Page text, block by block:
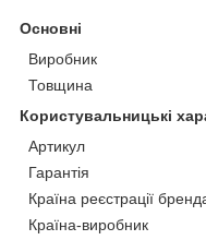
Основні
Виробник
Товщина
Користувальницькі
Артикул
Гарантія
Країна реєстрації
Країна-виробник